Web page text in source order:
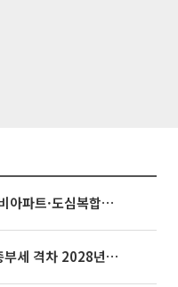
영끌 '주택공급' 대책 임박⋯비아파트·도심복합까지 총동원
종부세 개편에도…1·3주택 종부세 격차 2028년부터 확대